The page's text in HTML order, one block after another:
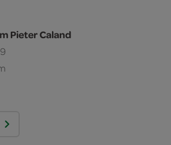
Pieter Caland